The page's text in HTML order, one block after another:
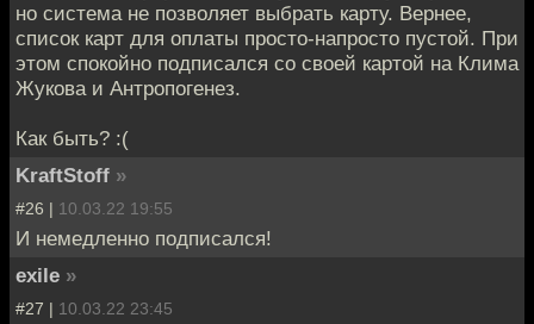
но система не позволяет выбрать карту. Вернее,
список карт для оплаты просто-напросто пустой. При
этом спокойно подписался со своей картой на Клима
Жукова и Антропогенез.
Как быть? :(
KraftStoff »
#26 | 10.03.22 19:55
И немедленно подписался!
exile »
#27 | 10.03.22 23:45